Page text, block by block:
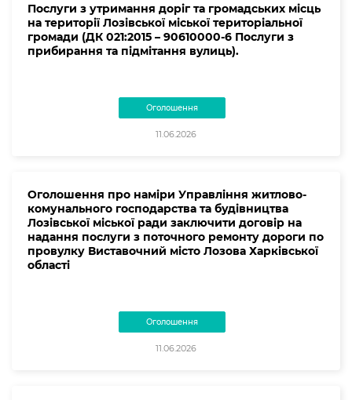
Послуги з утримання доріг та громадських місць
на території Лозівської міської територіальної
громади (ДК 021:2015 – 90610000-6 Послуги з
прибирання та підмітання вулиць).
Оголошення
11.06.2026
Оголошення про наміри Управління житлово-
комунального господарства та будівництва
Лозівської міської ради заключити договір на
надання послуги з поточного ремонту дороги по
провулку Виставочний місто Лозова Харківської
області
Оголошення
11.06.2026